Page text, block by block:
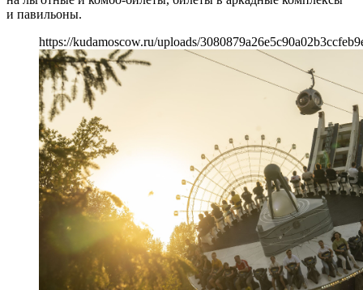
и павильоны.
https://kudamoscow.ru/uploads/